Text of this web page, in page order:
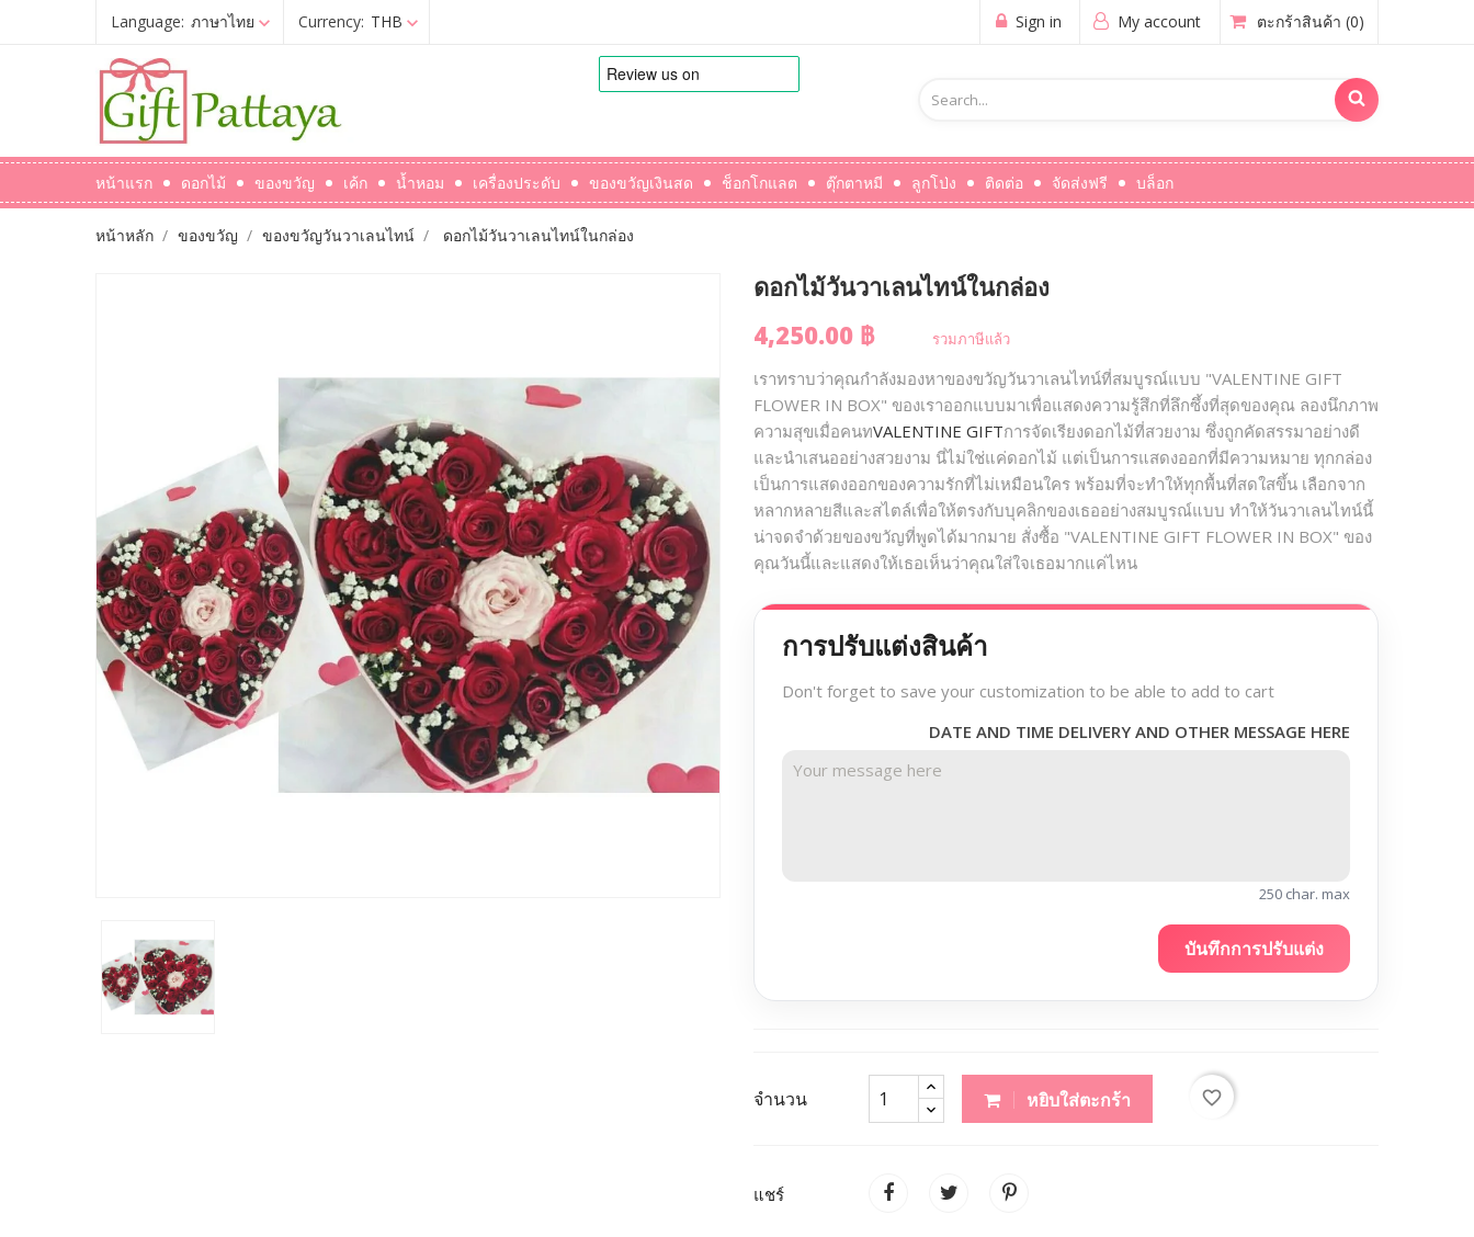
Language: ภาษาไทย Currency: THB My account
Sign in ตะกร้าสินค้า (0)
หน้าแรก ดอกไม้ ของขวัญ เค้ก น้ำหอม เครื่องประดับ ของขวัญเงินสด ช็อกโกแลต ตุ๊กตาหมี ลูกโป่ง ติดต่อ จัดส่งฟรี บล็อก
หน้าหลัก ของขวัญ ของขวัญวันวาเลนไทน์ ดอกไม้วันวาเลนไทน์ในกล่อง
ดอกไม้วันวาเลนไทน์ในกล่อง
4,250.00 ฿
รวมภาษีแล้ว
เราทราบว่าคุณกำลังมองหาของขวัญวันวาเลนไทน์ที่สมบูรณ์แบบ "VALENTINE GIFT
FLOWER IN BOX" ของเราออกแบบมาเพื่อแสดงความรู้สึกที่ลึกซึ้งที่สุดของคุณ ลองนึกภาพ
ความสุขเมื่อคนทVALENTINE GIFTการจัดเรียงดอกไม้ที่สวยงาม ซึ่งถูกคัดสรรมาอย่างดี
และนำเสนออย่างสวยงาม นี่ไม่ใช่แค่ดอกไม้ แต่เป็นการแสดงออกที่มีความหมาย ทุกกล่อง
เป็นการแสดงออกของความรักที่ไม่เหมือนใคร พร้อมที่จะทำให้ทุกพื้นที่สดใสขึ้น เลือกจาก
หลากหลายสีและสไตล์เพื่อให้ตรงกับบุคลิกของเธออย่างสมบูรณ์แบบ ทำให้วันวาเลนไทน์นี้
น่าจดจำด้วยของขวัญที่พูดได้มากมาย สั่งซื้อ "VALENTINE GIFT FLOWER IN BOX" ของ
คุณวันนี้และแสดงให้เธอเห็นว่าคุณใส่ใจเธอมากแค่ไหน
การปรับแต่งสินค้า
Don't forget to save your customization to be able to add to cart
DATE AND TIME DELIVERY AND OTHER MESSAGE HERE
250 char. max
บันทึกการปรับแต่ง
จำนวน หยิบใส่ตะกร้า favorite_border
แชร์